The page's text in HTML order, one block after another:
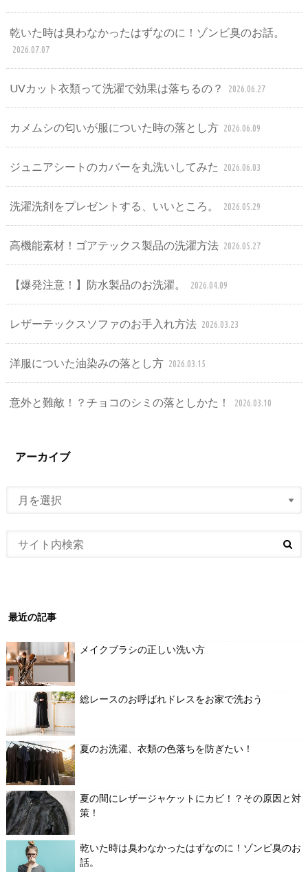
乾いた時は臭わなかったはずなのに！ゾンビ臭のお話。
2026.07.07
UVカット衣類って洗濯で効果は落ちるの？ 2026.06.27
カメムシの匂いが服についた時の落とし方 2026.06.09
ジュニアシートのカバーを丸洗いしてみた 2026.06.03
洗濯洗剤をプレゼントする、いいところ。 2026.05.29
高機能素材！ゴアテックス製品の洗濯方法 2026.05.27
【爆発注意！】防水製品のお洗濯。 2026.04.09
レザーテックスソファのお手入れ方法 2026.03.23
洋服についた油染みの落とし方 2026.03.15
意外と難敵！？チョコのシミの落としかた！ 2026.03.10
アーカイブ
最近の記事
メイクブラシの正しい洗い方
総レースのお呼ばれドレスをお家で洗おう
夏のお洗濯、衣類の色落ちを防ぎたい！
夏の間にレザージャケットにカビ！？その原因と対
策！
乾いた時は臭わなかったはずなのに！ゾンビ臭のお
話。